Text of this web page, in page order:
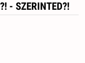
- SZERINTED?!